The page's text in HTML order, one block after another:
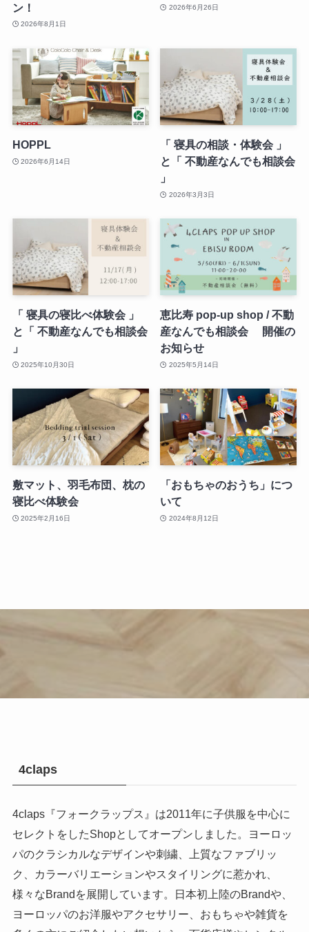
ン！
2026年8月1日
2026年6月26日
HOPPL
2026年6月14日
「 寝具の相談・体験会 」
と「 不動産なんでも相談会
」
2026年3月3日
「 寝具の寝比べ体験会 」
と「 不動産なんでも相談会
」
2025年10月30日
恵比寿 pop-up shop / 不動
産なんでも相談会 開催の
お知らせ
2025年5月14日
敷マット、羽毛布団、枕の
寝比べ体験会
2025年2月16日
「おもちゃのおうち」につ
いて
2024年8月12日
4claps
4claps『フォークラップス』は2011年に子供服を中心に
セレクトをしたShopとしてオープンしました。ヨーロッ
パのクラシカルなデザインや刺繍、上質なファブリッ
ク、カラーバリエーションやスタイリングに惹かれ、
様々なBrandを展開しています。日本初上陸のBrandや、
ヨーロッパのお洋服やアクセサリー、おもちゃや雑貨を